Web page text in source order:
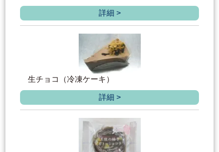
詳細 >
生チョコ（冷凍ケーキ）
詳細 >